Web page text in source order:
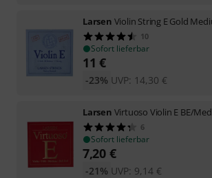
Larsen Violin String E Gold
10
Sofort lieferbar
11 €
UVP: 14,30 €
-23%
Larsen Virtuoso Violin E BE/Med
6
Sofort lieferbar
7,20 €
UVP: 9,14 €
-21%